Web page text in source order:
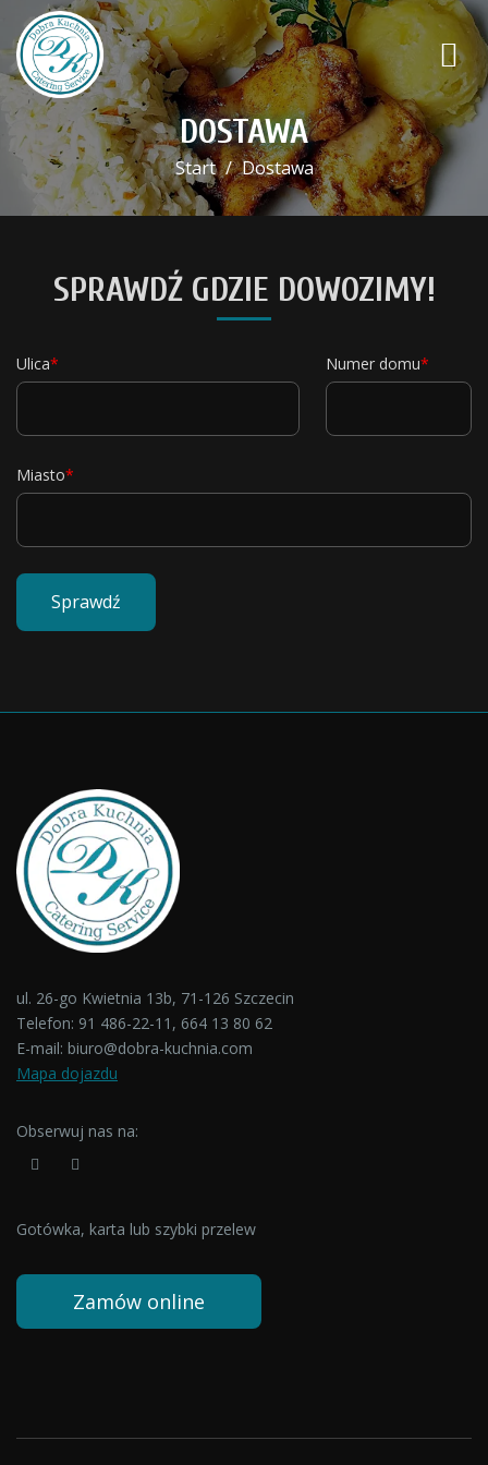
DOSTAWA
Start Dostawa
SPRAWDŹ GDZIE DOWOZIMY!
Ulica Numer domu
Miasto
Sprawdź
ul. 26-go Kwietnia 13b, 71-126 Szczecin
Telefon: 91 486-22-11 , 664 13 80 62
E-mail: biuro@dobra-kuchnia.com
Mapa dojazdu
Obserwuj nas na:
Gotówka, karta lub szybki przelew
Zamów online